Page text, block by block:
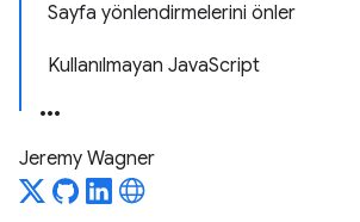
Sayfa yönlendirmelerini önler
Kullanılmayan JavaScript
Jeremy Wagner